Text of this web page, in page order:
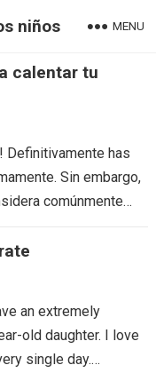
niños MENU
calentar tu
Definitivamente has
Sin embargo,
comúnmente
an extremely
old daughter. I love
single day.